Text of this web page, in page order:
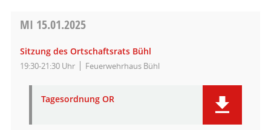
MI 15.01.2025
Sitzung des Ortschaftsrats Bühl
19:30-21:30 Uhr Feuerwehrhaus Bühl
Tagesordnung OR